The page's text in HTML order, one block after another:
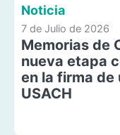
Noticia
7 de Julio de 2026
Memorias de
nueva etapa
en la firma de
USACH